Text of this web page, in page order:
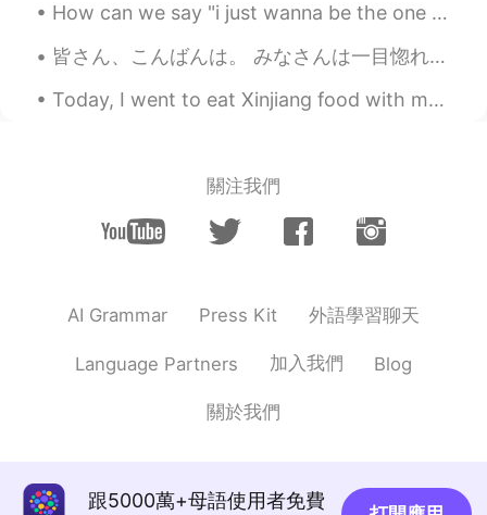
Nana Trang 2019.11.28 04:08
EN JP
すごいですね🥰
@Deleted Account😭😭悲しい現実ですよ
Kayo 2019.11.28 00:28
知らなかった💦ありがとうございます😊
JP EN
私もスタバに行く時にはタンブラーを持参
JP EN
How can we say "i just wanna be the one you love" in Japanese? Please teach me!^^ ． ． me getting ...
皆さん、こんばんは。 みなさんは一目惚れの恋を信じていますか？ 私の考え方が甘かったの頃、そう言うことを信じました。 でも、やっぱり、人と付き合いの時、格好じゃなくて、中身が一番大事だと思います...
Today, I went to eat Xinjiang food with my friends...I really enjoyed it the food was so deliciou...
關注我們
AI Grammar Press Kit 外語學習聊天
Language Partners 加入我們 Blog
關於我們
跟5000萬+母語使用者免費